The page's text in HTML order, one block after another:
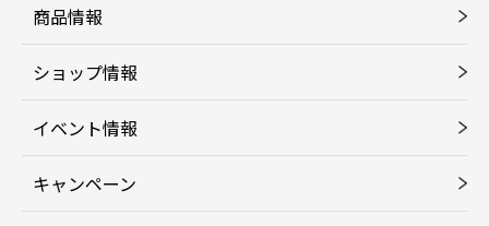
商品情報
ショップ情報
イベント情報
キャンペーン